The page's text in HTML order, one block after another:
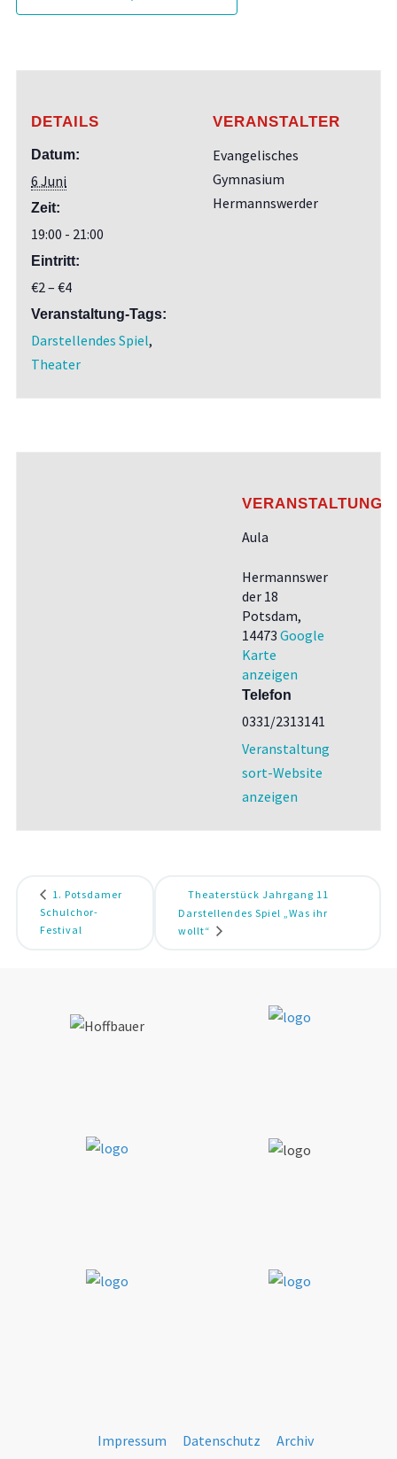
DETAILS
Datum:
6 Juni
Zeit:
19:00 - 21:00
Eintritt:
€2 – €4
Veranstaltung-Tags:
Darstellendes Spiel,
Theater
VERANSTALTER
Evangelisches
Gymnasium
Hermannswerder
Aula
Hermannswer
der 18
Potsdam,
14473 Google
Karte
anzeigen
Telefon
0331/2313141
Veranstaltung
sort-Website
anzeigen
1. Potsdamer
Schulchor-
Festival
Theaterstück Jahrgang 11
Darstellendes Spiel „Was ihr
wollt“
Impressum Datenschutz Archiv